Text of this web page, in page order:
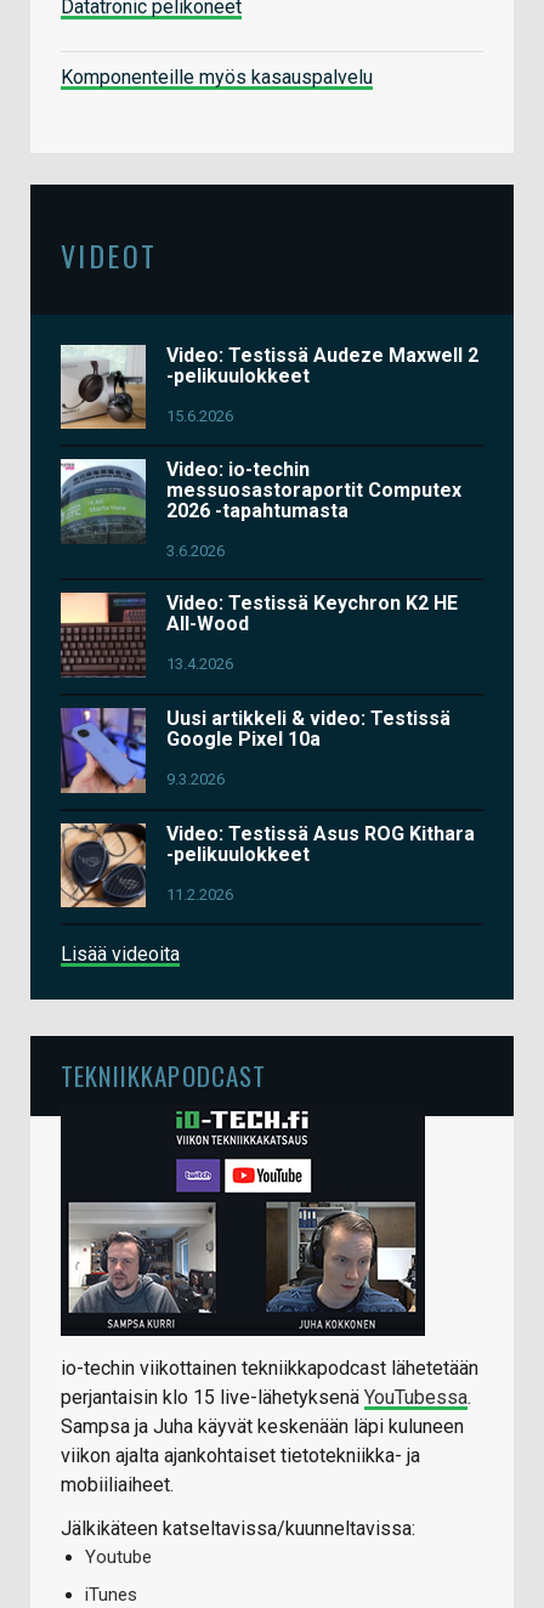
Datatronic pelikoneet
Komponenteille myös kasauspalvelu
VIDEOT
Video: Testissä Audeze Maxwell 2
-pelikuulokkeet
15.6.2026
Video: io-techin
messuosastoraportit Computex
2026 -tapahtumasta
3.6.2026
Video: Testissä Keychron K2 HE
All-Wood
13.4.2026
Uusi artikkeli & video: Testissä
Google Pixel 10a
9.3.2026
Video: Testissä Asus ROG Kithara
-pelikuulokkeet
11.2.2026
Lisää videoita
TEKNIIKKAPODCAST
io-techin viikottainen tekniikkapodcast lähetetään
perjantaisin klo 15 live-lähetyksenä YouTubessa.
Sampsa ja Juha käyvät keskenään läpi kuluneen
viikon ajalta ajankohtaiset tietotekniikka- ja
mobiiliaiheet.
Jälkikäteen katseltavissa/kuunneltavissa:
Youtube
iTunes